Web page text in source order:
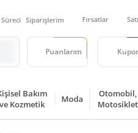
Siparişlerim Fırsatlar
Puanlarım
Bakım
ve Kozmetik
Moda
Otomobil,
Motosiklet